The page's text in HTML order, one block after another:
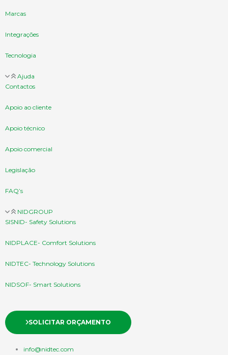
Marcas
Integrações
Tecnologia
Ajuda
Contactos
Apoio ao cliente
Apoio técnico
Apoio comercial
Legislação
FAQ’s
NIDGROUP
SISNID- Safety Solutions
NIDPLACE- Comfort Solutions
NIDTEC- Technology Solutions
NIDSOF- Smart Solutions
SOLICITAR ORÇAMENTO
info@nidtec.com